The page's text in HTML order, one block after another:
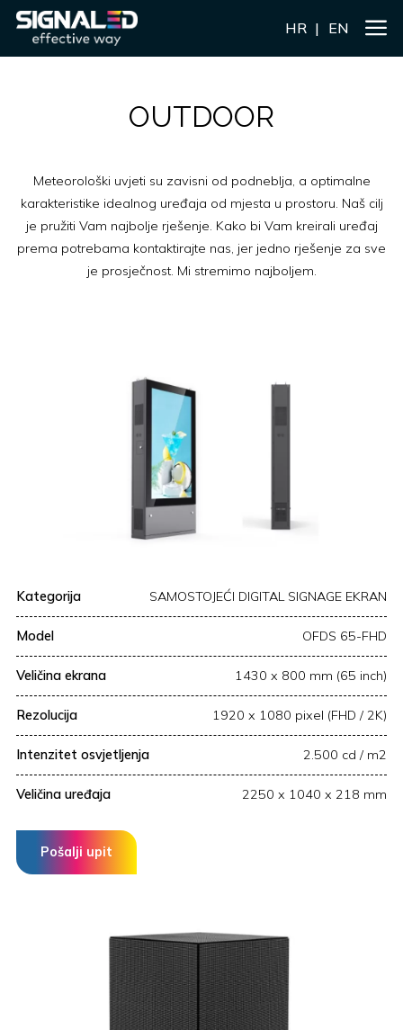
HR EN
OUTDOOR
Meteorološki uvjeti su zavisni od podneblja, a optimalne
karakteristike idealnog uređaja od mjesta u prostoru. Naš cilj
je pružiti Vam najbolje rješenje. Kako bi Vam kreirali uređaj
prema potrebama kontaktirajte nas, jer jedno rješenje za sve
je prosječnost. Mi stremimo najboljem.
Kategorija SAMOSTOJEĆI DIGITAL SIGNAGE EKRAN
Model OFDS 65-FHD
Veličina ekrana 1430 x 800 mm (65 inch)
Rezolucija 1920 x 1080 pixel (FHD / 2K)
Intenzitet osvjetljenja 2.500 cd / m2
Veličina uređaja 2250 x 1040 x 218 mm
Pošalji upit